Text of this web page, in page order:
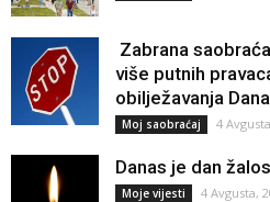
Zabrana
više putnih
obilježavanja
Moj saobraćaj 4
Danas je dan
Moje vijesti 4 Avgusta,